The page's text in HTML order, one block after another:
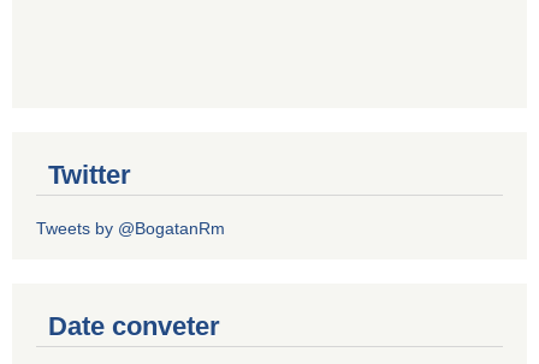
Twitter
Tweets by @BogatanRm
Date conveter